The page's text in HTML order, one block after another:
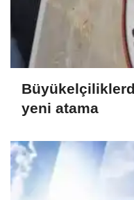
yeni atama